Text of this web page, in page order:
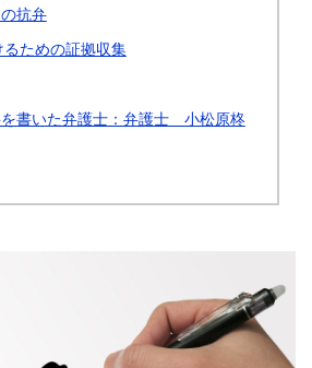
抗弁
るための証拠収集
を書いた弁護士：弁護士 小松原柊